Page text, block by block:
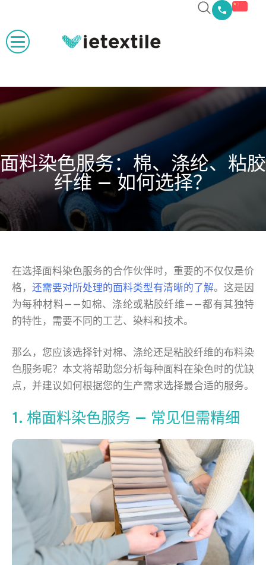
面料染色服务：棉、涤纶、粘胶
纤维 — 如何选择？
在选择面料染色服务的合作伙伴时，重要的不仅仅是价
格， 还需要对所处理的面料类型有清晰的了解。这是因
为每种材料——如棉、涤纶或粘胶纤维——都有其独特
的特性，需要不同的工艺、染料和技术。
那么，您应该选择针对棉、涤纶还是粘胶纤维的布料染
色服务呢？本文将帮助您分析每种面料在染色时的优缺
点，并建议如何根据您的生产需求选择最合适的服务。
1. 棉面料染色服务 — 常见但需精细